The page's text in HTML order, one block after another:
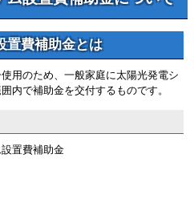
置費補助金とは
用のため、一般家庭に太陽光発電シ
内で補助金を交付するものです。
置費補助金